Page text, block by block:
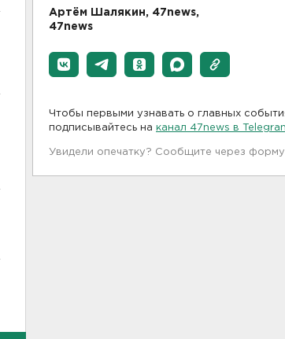
Артём Шалякин, 47news,
47news
Чтобы первыми узнавать о главных
подписывайтесь на канал 47news в
Увидели опечатку? Сообщите через форму